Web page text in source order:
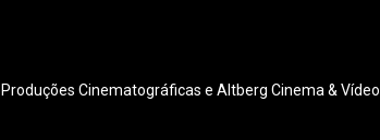
Cinematográficas e Altberg Cinema & Vídeo